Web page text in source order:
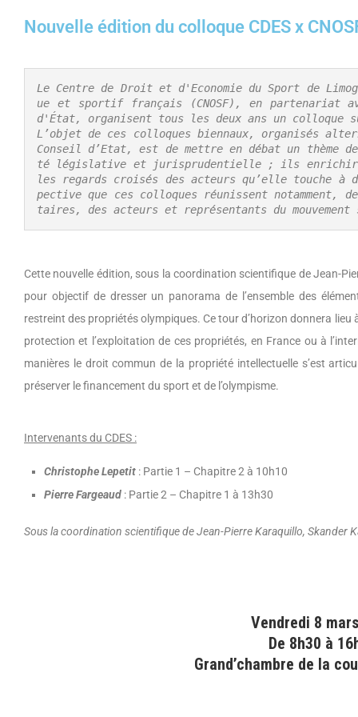
Nouvelle édition du colloque CDES x
Le Centre de Droit et d'Economie du Sport de
ue et sportif français (CNOSF), en partenariat
d'État, organisent tous les deux ans un colloque
L’objet de ces colloques biennaux, organisés
Conseil d’Etat, est de mettre en débat un
té législative et jurisprudentielle ; ils
les regards croisés des acteurs qu’elle touche
pective que ces colloques réunissent notamment,
taires, des acteurs et représentants du
Cette nouvelle édition, sous la coordination scientifique de Jean-
pour objectif de dresser un panorama de l’ensemble des
restreint des propriétés olympiques. Ce tour d’horizon donnera
protection et l’exploitation de ces propriétés, en France ou à
manières le droit commun de la propriété intellectuelle s’est
préserver le financement du sport et de l’olympisme.
Intervenants du CDES :
Christophe Lepetit : Partie 1 – Chapitre 2 à 10h10
Pierre Fargeaud : Partie 2 – Chapitre 1 à 13h30
Sous la coordination scientifique de Jean-Pierre Karaquillo, Skander
Vendredi 8
De 8h30 à
Grand’chambre de la